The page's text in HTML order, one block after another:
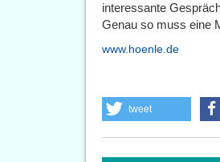
interessante
Genau so muss eine
www.hoenle.de
tweet